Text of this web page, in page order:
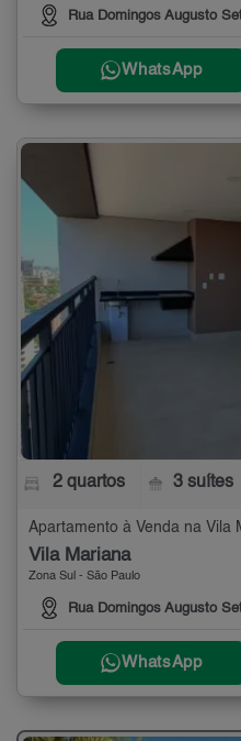
Rua Domingos Augusto
WhatsApp
2 quartos 3 suítes
Apartamento à Venda na Vila
Vila Mariana
Zona Sul - São Paulo
Rua Domingos Augusto
WhatsApp